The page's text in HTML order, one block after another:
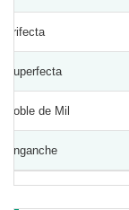
Trifecta
Superfecta
Doble de Mil
Enganche